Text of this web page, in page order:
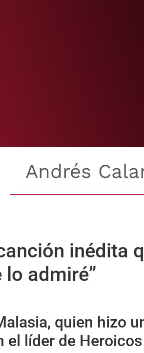
Andrés
inédita
admiré”
quien hizo
el líder de